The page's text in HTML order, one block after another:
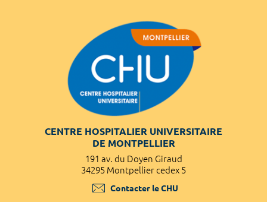
CENTRE HOSPITALIER UNIVERSITAIRE
DE MONTPELLIER
191 av. du Doyen Giraud
34295 Montpellier cedex 5
Contacter le CHU